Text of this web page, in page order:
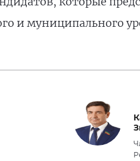
и муниципального